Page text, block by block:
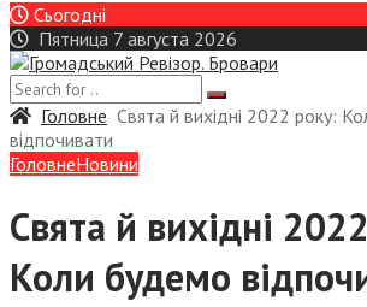
Сьогодні
Пятница 7 августа 2026
Головне Свята й вихідні 2022 року:
відпочивати
ГоловнеНовини
Свята й вихідні
Коли будемо